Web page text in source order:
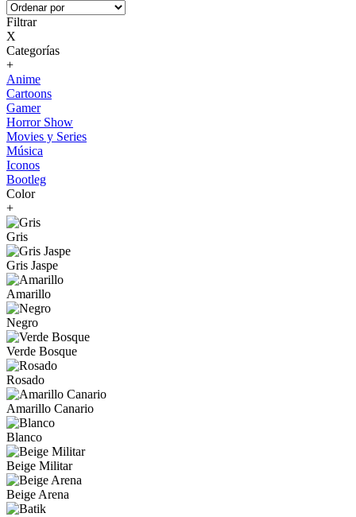
Filtrar
X
Categorías
+
Anime
Cartoons
Gamer
Horror Show
Movies y Series
Música
Iconos
Bootleg
Color
+
Gris
Gris Jaspe
Amarillo
Negro
Verde Bosque
Rosado
Amarillo Canario
Blanco
Beige Militar
Beige Arena